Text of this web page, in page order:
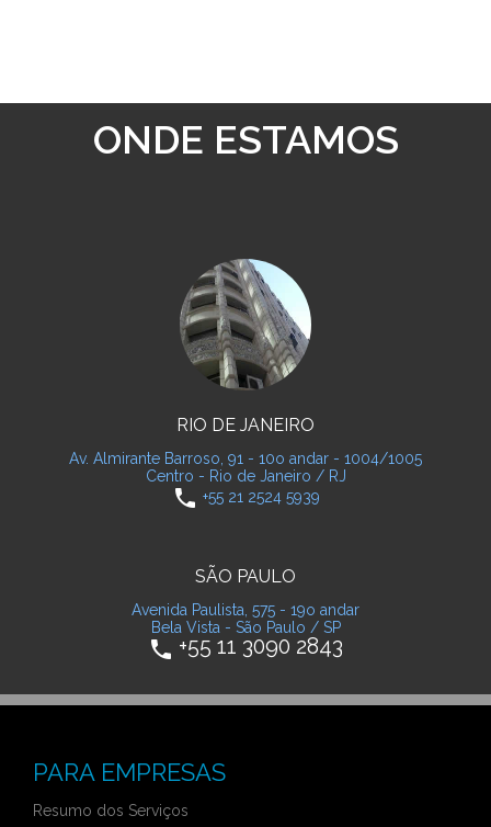
ONDE ESTAMOS
RIO DE JANEIRO
Av. Almirante Barroso, 91 - 10o andar - 1004/1005
Centro - Rio de Janeiro / RJ
phone +55 21 2524 5939
SÃO PAULO
Avenida Paulista, 575 - 19o andar
Bela Vista - São Paulo / SP
phone +55 11 3090 2843
PARA EMPRESAS
Resumo dos Serviços